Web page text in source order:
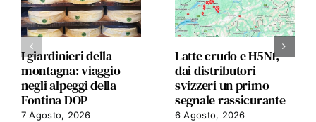
I giardinieri della
montagna: viaggio
negli alpeggi della
Fontina DOP
7 Agosto, 2026
Latte crudo e H5N1,
dai distributori
svizzeri un primo
segnale rassicurante
6 Agosto, 2026